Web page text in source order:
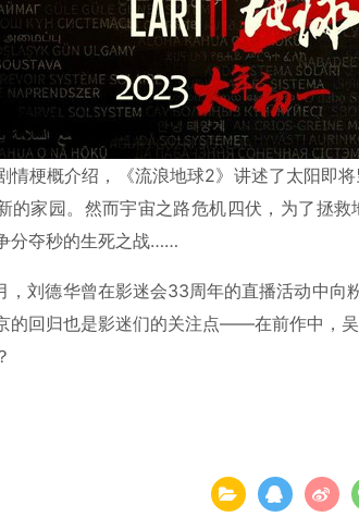
情梗概介绍，《流浪地球2》讲述了太阳即
的家园。然而宇宙之路危机四伏，为了拯
分夺秒的生死之战……
，刘德华曾在影迷会33周年的直播活动中向
的回归也是影迷们的关注点——在前作中，